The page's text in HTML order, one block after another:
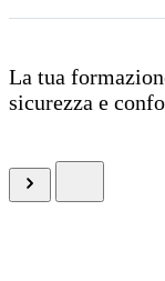
La tua
sicurezza e